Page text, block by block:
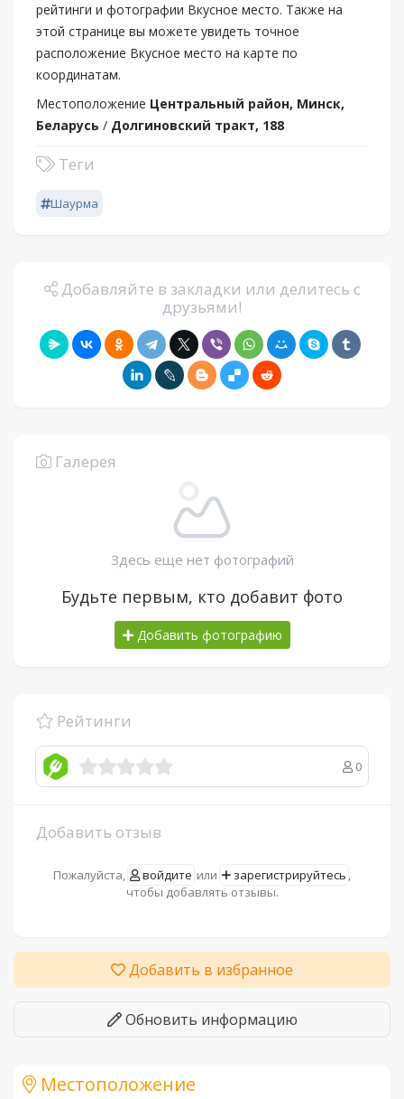
рейтинги и фотографии Вкусное место. Также на
этой странице вы можете увидеть точное
расположение Вкусное место на карте по
координатам.
Местоположение Центральный район, Минск,
Беларусь / Долгиновский тракт, 188
Теги
Шаурма
Добавляйте в закладки или делитесь с
друзьями!
Галерея
Здесь еще нет фотографий
Будьте первым, кто добавит фото
Добавить фотографию
Рейтинги
0
Добавить отзыв
Пожалуйста, войдите или зарегистрируйтесь ,
чтобы добавлять отзывы.
Добавить в избранное
Обновить информацию
Местоположение